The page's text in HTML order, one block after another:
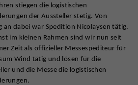
stiegen die logistischen
der Aussteller stetig. Von
an dabei war Spedition Nicolaysen tätig.
im kleinen Rahmen sind wir nun seit
Zeit als offizieller Messespediteur für
Wind tätig und lösen für die
und die Messe die logistischen